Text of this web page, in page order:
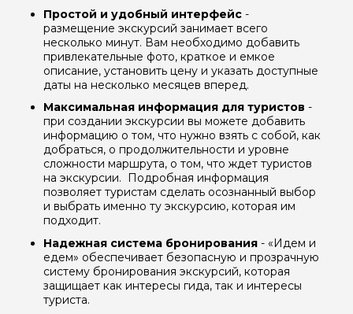
Простой и удобный интерфейс -
размещение экскурсий занимает всего
несколько минут. Вам необходимо добавить
привлекательные фото, краткое и емкое
описание, установить цену и указать доступные
даты на несколько месяцев вперед.
Максимальная информация для туристов -
при создании экскурсии вы можете добавить
информацию о том, что нужно взять с собой, как
добраться, о продолжительности и уровне
сложности маршрута, о том, что ждет туристов
на экскурсии. Подробная информация
позволяет туристам сделать осознанный выбор
и выбрать именно ту экскурсию, которая им
подходит.
Надежная система бронирования - «Идем и
едем» обеспечивает безопасную и прозрачную
систему бронирования экскурсий, которая
защищает как интересы гида, так и интересы
туриста.